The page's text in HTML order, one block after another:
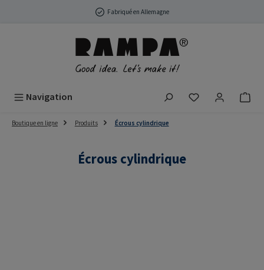
Passer au contenu principalFabriqué en Allemagne
Navigation Vous avez 0
Boutique en ligne Produits Écrous cylindrique
Écrous cylindrique